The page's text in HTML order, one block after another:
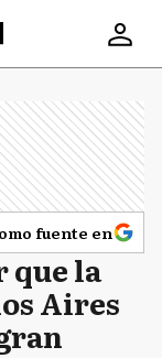
fuente en
que la
Aires